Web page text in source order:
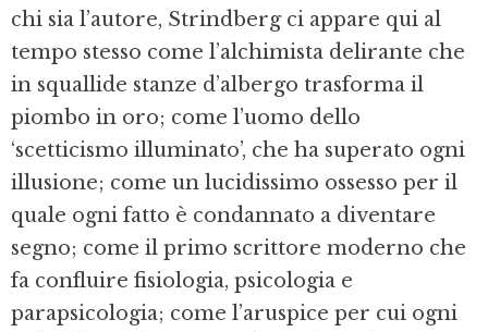
chi sia l’autore, Strindberg ci appare qui al
tempo stesso come l’alchimista delirante che
in squallide stanze d’albergo trasforma il
piombo in oro; come l’uomo dello
‘scetticismo illuminato’, che ha superato ogni
illusione; come un lucidissimo ossesso per il
quale ogni fatto è condannato a diventare
segno; come il primo scrittore moderno che
fa confluire fisiologia, psicologia e
parapsicologia; come l’aruspice per cui ogni